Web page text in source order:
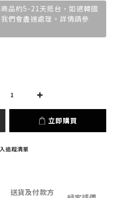
品約5-21天抵台，如遇韓國
們會盡速處理。詳情請參
立即購買
追蹤清單
送貨及付款方